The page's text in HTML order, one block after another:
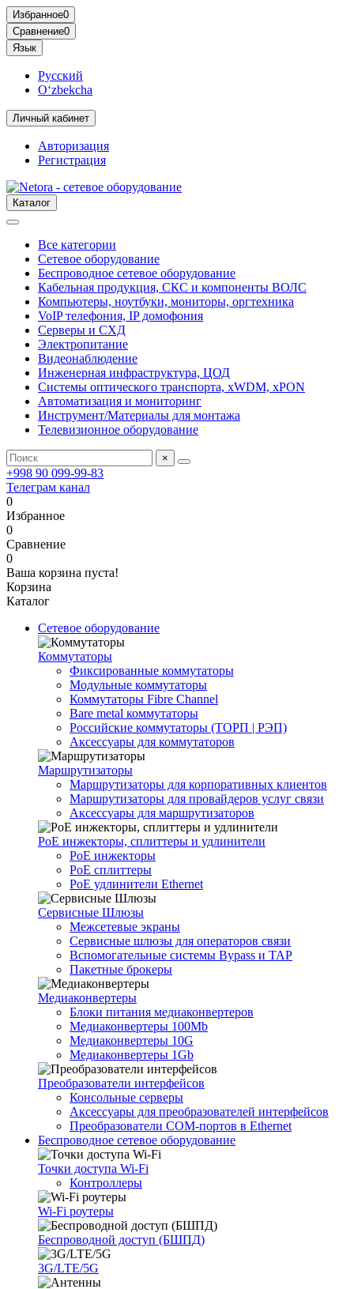
Избранное0
Сравнение0
Язык
Русский
O‘zbekcha
Личный кабинет
Авторизация
Регистрация
Каталог
Все категории
Сетевое оборудование
Беспроводное сетевое оборудование
Кабельная продукция, СКС и компоненты ВОЛС
Компьютеры, ноутбуки, мониторы, оргтехника
VoIP телефония, IP домофония
Серверы и СХД
Электропитание
Видеонаблюдение
Инженерная инфраструктура, ЦОД
Системы оптического транспорта, xWDM, xPON
Автоматизация и мониторинг
Инструмент/Материалы для монтажа
Телевизионное оборудование
×
+998 90 099-99-83
Телеграм канал
0
Избранное
0
Сравнение
0
Ваша корзина пуста!
Корзина
Каталог
Сетевое оборудование
Коммутаторы
Фиксированные коммутаторы
Модульные коммутаторы
Коммутаторы Fibre Channel
Bare metal коммутаторы
Российские коммутаторы (ТОРП | РЭП)
Аксессуары для коммутаторов
Маршрутизаторы
Маршрутизаторы для корпоративных клиентов
Маршрутизаторы для провайдеров услуг связи
Аксессуары для маршрутизаторов
PoE инжекторы, сплиттеры и удлинители
PoE инжекторы
PoE сплиттеры
PoE удлинители Ethernet
Сервисные Шлюзы
Межсетевые экраны
Сервисные шлюзы для операторов связи
Вспомогательные системы Bypass и TAP
Пакетные брокеры
Медиаконвертеры
Блоки питания медиаконвертеров
Медиаконвертеры 100Mb
Медиаконвертеры 10G
Медиаконвертеры 1Gb
Преобразователи интерфейсов
Консольные серверы
Аксессуары для преобразователей интерфейсов
Преобразователи COM-портов в Ethernet
Беспроводное сетевое оборудование
Точки доступа Wi-Fi
Контроллеры
Wi-Fi роутеры
Беспроводной доступ (БШПД)
3G/LTE/5G